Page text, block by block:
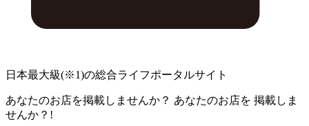
日本最大級(※1)の総合ライフポータルサイト
あなたのお店を掲載しませんか？ あなたのお店を 掲載しま
せんか？!